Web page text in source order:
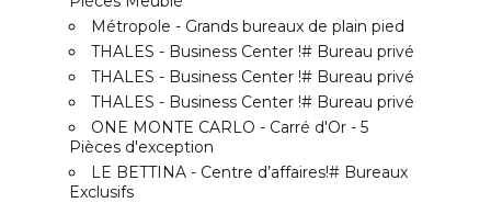
Métropole - Grands bureaux de plain pied
THALES - Business Center !# Bureau privé
THALES - Business Center !# Bureau privé
THALES - Business Center !# Bureau privé
ONE MONTE CARLO - Carré d'Or - 5
Pièces d'exception
LE BETTINA - Centre d’affaires!# Bureaux
Exclusifs